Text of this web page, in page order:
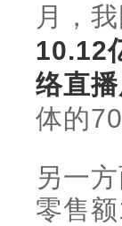
月，
10.12
络直
体的
另一
零售